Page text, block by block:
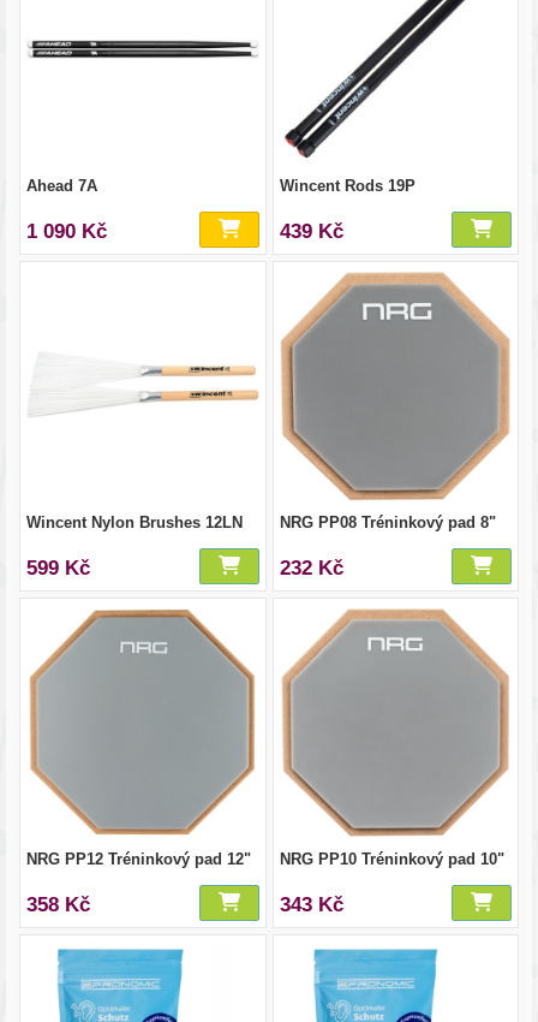
Ahead 7A
1 090 Kč
Wincent Rods 19P
439 Kč
Wincent Nylon Brushes 12LN
599 Kč
NRG PP08 Tréninkový pad 8"
232 Kč
NRG PP12 Tréninkový pad 12"
358 Kč
NRG PP10 Tréninkový pad 10"
343 Kč